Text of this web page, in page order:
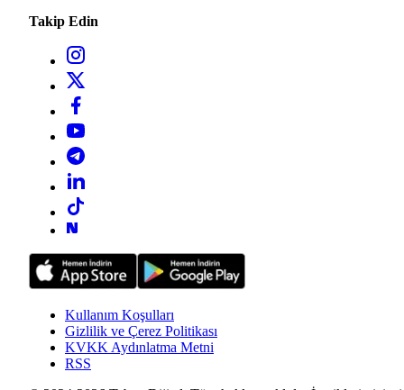
Takip Edin
Kullanım Koşulları
Gizlilik ve Çerez Politikası
KVKK Aydınlatma Metni
RSS